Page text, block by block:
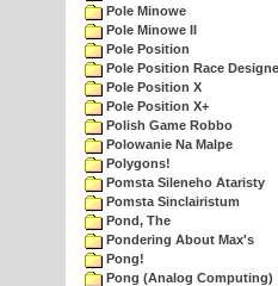
Pole Minowe
Pole Minowe II
Pole Position
Pole Position Race
Pole Position X
Pole Position X+
Polish Game Robbo
Polowanie Na Malpe
Polygons!
Pomsta Sileneho Ataristy
Pomsta Sinclairistum
Pond, The
Pondering About Max's
Pong!
Pong (Analog Computing)